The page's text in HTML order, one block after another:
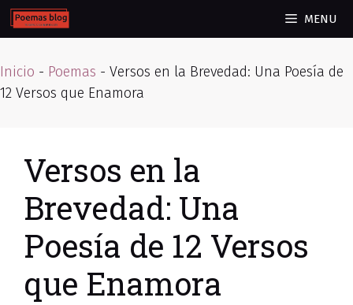
Skip
to
MENU
Inicio - Poemas - Versos en la Brevedad: Una Poesía de
12 Versos que Enamora
Versos en la
Brevedad: Una
Poesía de 12 Versos
que Enamora